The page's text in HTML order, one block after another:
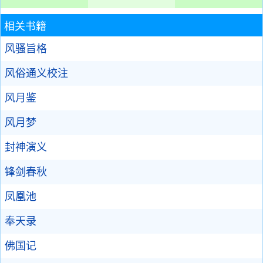
相关书籍
风骚旨格
风俗通义校注
风月鉴
风月梦
封神演义
锋剑春秋
凤凰池
奉天录
佛国记